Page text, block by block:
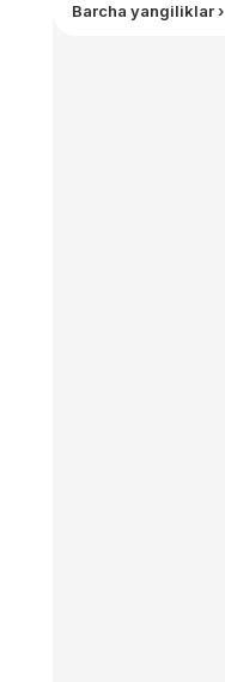
Barcha yangiliklar ›